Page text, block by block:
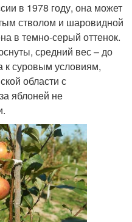
в 1978 году, она может
стволом и шаровидной
в темно-серый оттенок.
средний вес – до
к суровым условиям,
области с
яблоней не